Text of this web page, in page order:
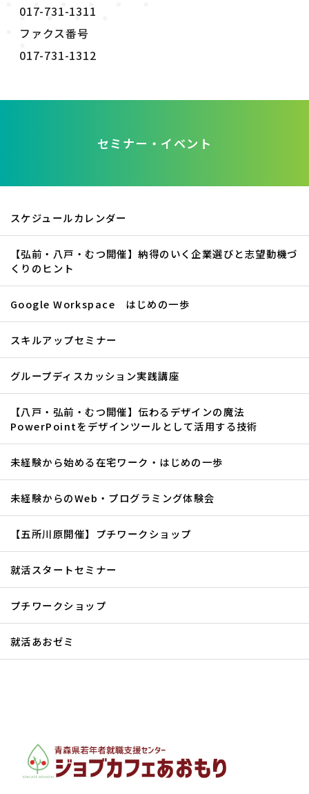
017-731-1311
ファクス番号
017-731-1312
セミナー・イベント
スケジュールカレンダー
【弘前・八戸・むつ開催】納得のいく企業選びと志望動機づ
くりのヒント
Google Workspace はじめの一歩
スキルアップセミナー
グループディスカッション実践講座
【八戸・弘前・むつ開催】伝わるデザインの魔法
PowerPointをデザインツールとして活用する技術
未経験から始める在宅ワーク・はじめの一歩
未経験からのWeb・プログラミング体験会
【五所川原開催】プチワークショップ
就活スタートセミナー
プチワークショップ
就活あおゼミ